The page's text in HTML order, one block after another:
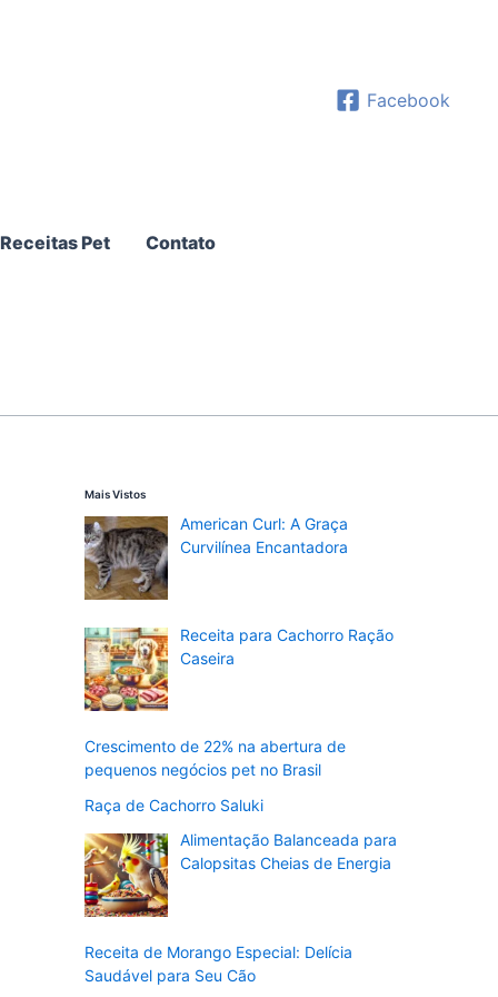
Facebook
Receitas Pet Contato
Mais Vistos
American Curl: A Graça
Curvilínea Encantadora
Receita para Cachorro Ração
Caseira
Crescimento de 22% na abertura de
pequenos negócios pet no Brasil
Raça de Cachorro Saluki
Alimentação Balanceada para
Calopsitas Cheias de Energia
Receita de Morango Especial: Delícia
Saudável para Seu Cão